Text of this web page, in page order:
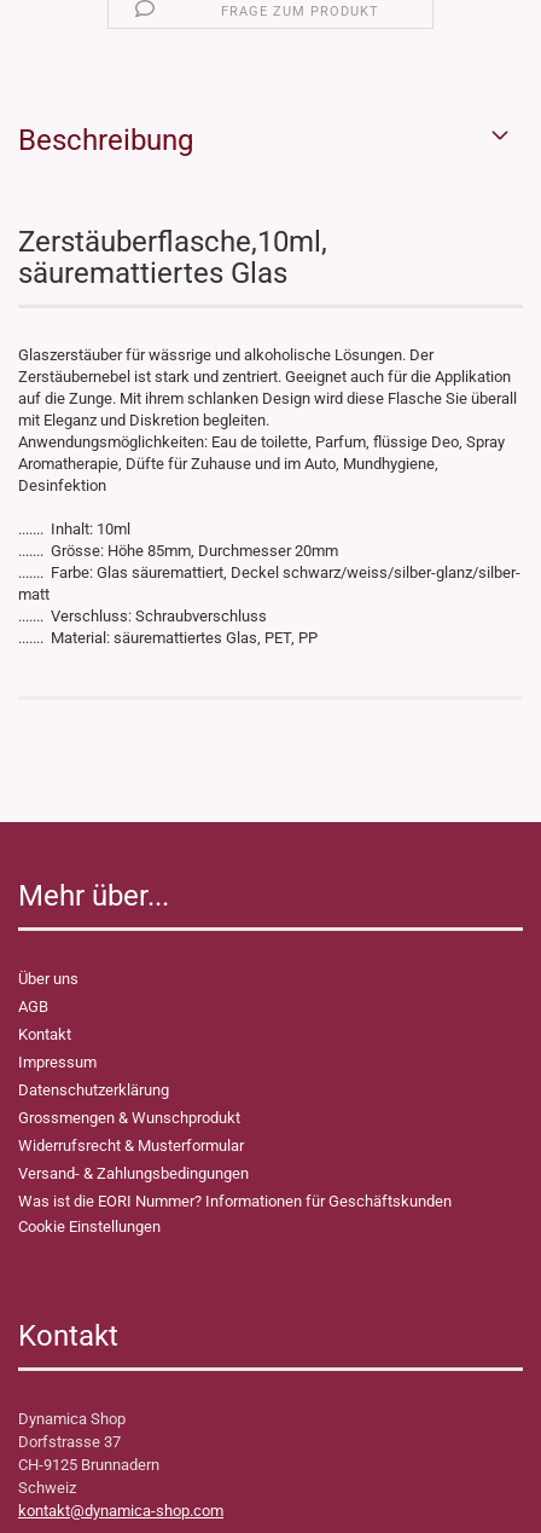
FRAGE ZUM PRODUKT
Beschreibung
Zerstäuberflasche,10ml,
säuremattiertes Glas
Glaszerstäuber für wässrige und alkoholische Lösungen. Der
Zerstäubernebel ist stark und zentriert. Geeignet auch für die Applikation
auf die Zunge. Mit ihrem schlanken Design wird diese Flasche Sie überall
mit Eleganz und Diskretion begleiten.
Anwendungsmöglichkeiten: Eau de toilette, Parfum, flüssige Deo, Spray
Aromatherapie, Düfte für Zuhause und im Auto, Mundhygiene,
Desinfektion
....... Inhalt: 10ml
....... Grösse: Höhe 85mm, Durchmesser 20mm
....... Farbe: Glas säuremattiert, Deckel schwarz/weiss/silber-glanz/silber-
matt
....... Verschluss: Schraubverschluss
....... Material: säuremattiertes Glas, PET, PP
Mehr über...
Über uns
AGB
Kontakt
Impressum
Datenschutzerklärung
Grossmengen & Wunschprodukt
Widerrufsrecht & Musterformular
Versand- & Zahlungsbedingungen
Was ist die EORI Nummer? Informationen für Geschäftskunden
Cookie Einstellungen
Kontakt
Dynamica Shop
Dorfstrasse 37
CH-9125 Brunnadern
Schweiz
kontakt@dynamica-shop.com